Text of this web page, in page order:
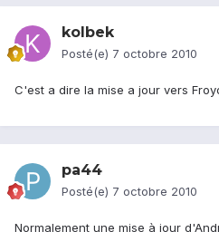
kolbek
Posté(e) 7 octobre 2010
C'est a dire la mise a jour vers
pa44
Posté(e) 7 octobre 2010
Normalement une mise à jour